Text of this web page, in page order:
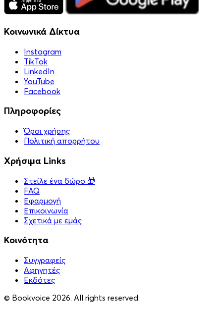
Κοινωνικά Δίκτυα
Instagram
TikTok
LinkedIn
YouTube
Facebook
Πληροφορίες
Όροι χρήσης
Πολιτική απορρήτου
Χρήσιμα Links
Στείλε ένα δώρο 🎁
FAQ
Εφαρμογή
Επικοινωνία
Σχετικά με εμάς
Κοινότητα
Συγγραφείς
Αφηγητές
Eκδότες
© Bookvoice 2026. All rights reserved.